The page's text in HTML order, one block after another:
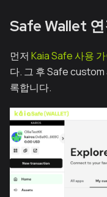
Safe Wallet 연
먼저 Kaia Safe 사용
다. 그 후 Safe
록합니다.